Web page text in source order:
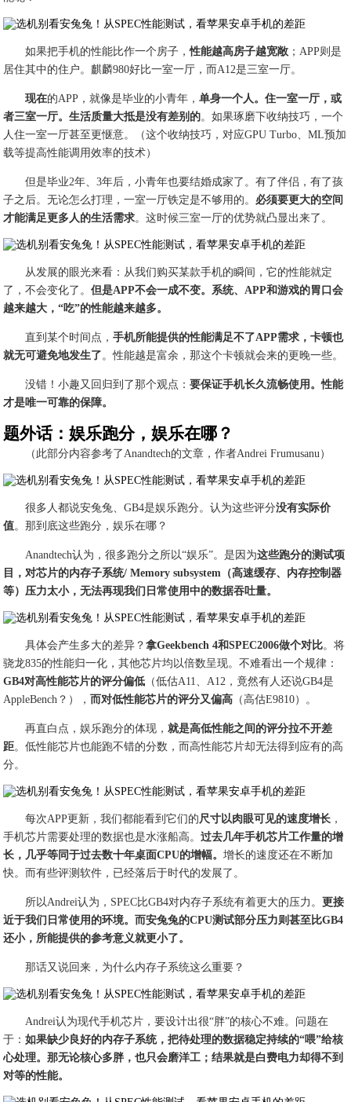
如果把手机的性能比作一个房子，性能越高房子越宽敞 ；APP则是
居住其中的住户。麒麟980好比一室一厅，而A12是三室一厅。
现在的APP，就像是毕业的小青年，单身一个人。住一室一厅，或
者三室一厅。生活质量大抵是没有差别的。如果琢磨下收纳技巧，一个
人住一室一厅甚至更惬意。（这个收纳技巧，对应GPU Turbo、ML预加
载等提高性能调用效率的技术）
但是毕业2年、3年后，小青年也要结婚成家了。有了伴侣，有了孩
子之后。无论怎么打理，一室一厅铁定是不够用的。 必须要更大的空间
才能满足更多人的生活需求。这时候三室一厅的优势就凸显出来了。
从发展的眼光来看：从我们购买某款手机的瞬间，它的性能就定
了，不会变化了。但是APP不会一成不变。系统、APP和游戏的胃口会
越来越大，“吃”的性能越来越多。
直到某个时间点，手机所能提供的性能满足不了APP需求，卡顿也
就无可避免地发生了。性能越是富余，那这个卡顿就会来的更晚一些。
没错！小趣又回归到了那个观点：要保证手机长久流畅使用。性能
才是唯一可靠的保障。
题外话：娱乐跑分，娱乐在哪？
（此部分内容参考了Anandtech的文章，作者Andrei Frumusanu）
很多人都说安兔兔、GB4是娱乐跑分。认为这些评分没有实际价
值。那到底这些跑分，娱乐在哪？
Anandtech认为，很多跑分之所以“娱乐”。是因为这些跑分的测试项
目，对芯片的内存子系统/ Memory subsystem（高速缓存、内存控制器
等）压力太小，无法再现我们日常使用中的数据吞吐量。
具体会产生多大的差异？拿Geekbench 4和SPEC2006做个对比。将
骁龙835的性能归一化，其他芯片均以倍数呈现。不难看出一个规律：
GB4对高性能芯片的评分偏低 （低估A11、A12，竟然有人还说GB4是
AppleBench？）， 而对低性能芯片的评分又偏高 （高估E9810）。
再直白点，娱乐跑分的体现，就是高低性能之间的评分拉不开差
距。低性能芯片也能跑不错的分数，而高性能芯片却无法得到应有的高
分。
每次APP更新，我们都能看到它们的尺寸以肉眼可见的速度增长 ，
手机芯片需要处理的数据也是水涨船高。过去几年手机芯片工作量的增
长，几乎等同于过去数十年桌面CPU的增幅。增长的速度还在不断加
快。而有些评测软件，已经落后于时代的发展了。
所以Andrei认为，SPEC比GB4对内存子系统有着更大的压力。 更接
近于我们日常使用的环境。而安兔兔的CPU测试部分压力则甚至比GB4
还小，所能提供的参考意义就更小了。
那话又说回来，为什么内存子系统这么重要？
Andrei认为现代手机芯片，要设计出很“胖”的核心不难。问题在
于：如果缺少良好的内存子系统，把待处理的数据稳定持续的“喂”给核
心处理。那无论核心多胖，也只会磨洋工；结果就是白费电力却得不到
对等的性能。